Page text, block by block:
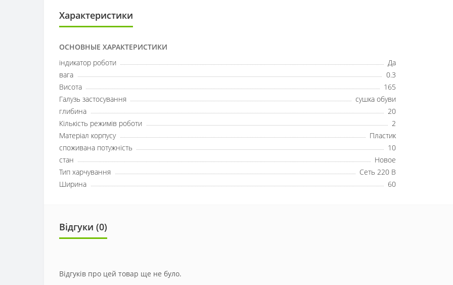
Характеристики
ОСНОВНЫЕ ХАРАКТЕРИСТИКИ
індикатор роботи
Да
вага
0.3
Висота
165
Галузь застосування
сушка обуви
глибина
20
Кількість режимів роботи
2
Матеріал корпусу
Пластик
споживана потужність
10
стан
Новое
Тип харчування
Сеть 220 В
Ширина
60
Відгуки (0)
Відгуків про цей товар ще не було.